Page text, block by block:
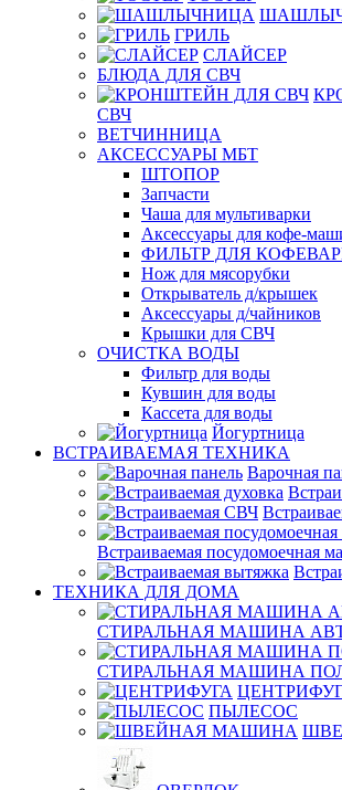
ГРИЛЬ
СЛАЙСЕР
БЛЮДА ДЛЯ СВЧ
СВЧ
ВЕТЧИННИЦА
АКСЕССУАРЫ МБТ
ШТОПОР
Запчасти
Чаша для мультиварки
Аксессуары для кофе-
ФИЛЬТР ДЛЯ
Нож для мясорубки
Открыватель д/крышек
Аксессуары д/чайников
Крышки для СВЧ
ОЧИСТКА ВОДЫ
Фильтр для воды
Кувшин для воды
Кассета для воды
Йогуртница
ВСТРАИВАЕМАЯ ТЕХНИКА
Варочная
Встраиваемая посудомоечная
ТЕХНИКА ДЛЯ ДОМА
СТИРАЛЬНАЯ МАШИНА
СТИРАЛЬНАЯ МАШИНА
ПЫЛЕСОС